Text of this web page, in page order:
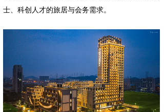
士、科创人才的旅居与会务需求。